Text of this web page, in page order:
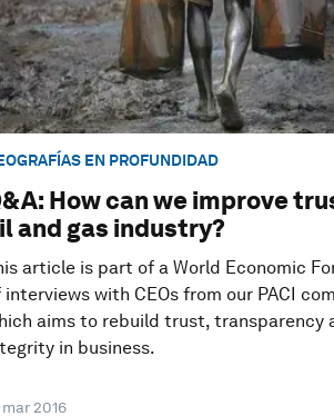
EN PROFUNDIDAD
How can we improve
and gas industry?
article is part of a World Economic
interviews with CEOs from our PACI
aims to rebuild trust, transparency
in business.
mar 2016